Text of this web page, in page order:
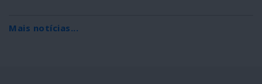
Mais notícias...